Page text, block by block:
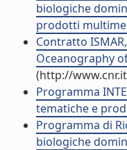
biologiche
prodotti
Contratto
Oceanography
(http://
Programma
tematiche e
Programma di
biologiche